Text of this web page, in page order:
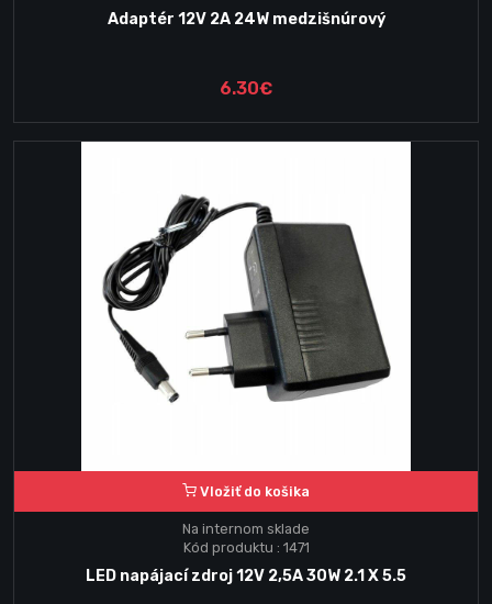
Adaptér 12V 2A 24W medzišnúrový
6.30€
Vložiť do košika
Na internom sklade
Kód produktu : 1471
LED napájací zdroj 12V 2,5A 30W 2.1 X 5.5